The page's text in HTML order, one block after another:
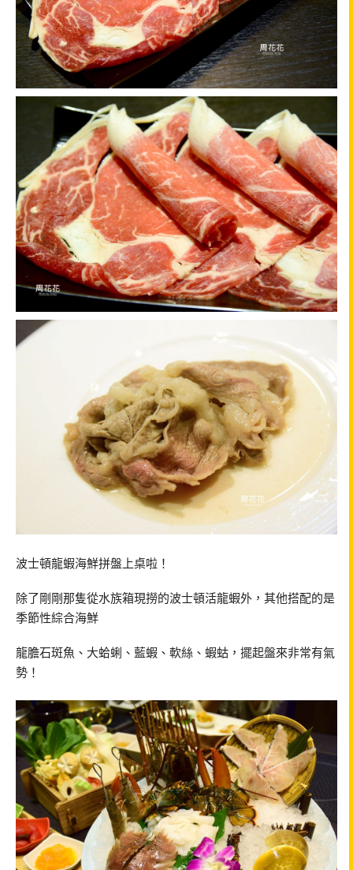
波士頓龍蝦海鮮拼盤上桌啦！
除了剛剛那隻從水族箱現撈的波士頓活龍蝦外，其他搭配的是
季節性綜合海鮮
龍膽石斑魚、大蛤蜊、藍蝦、軟絲、蝦蛄，擺起盤來非常有氣
勢！